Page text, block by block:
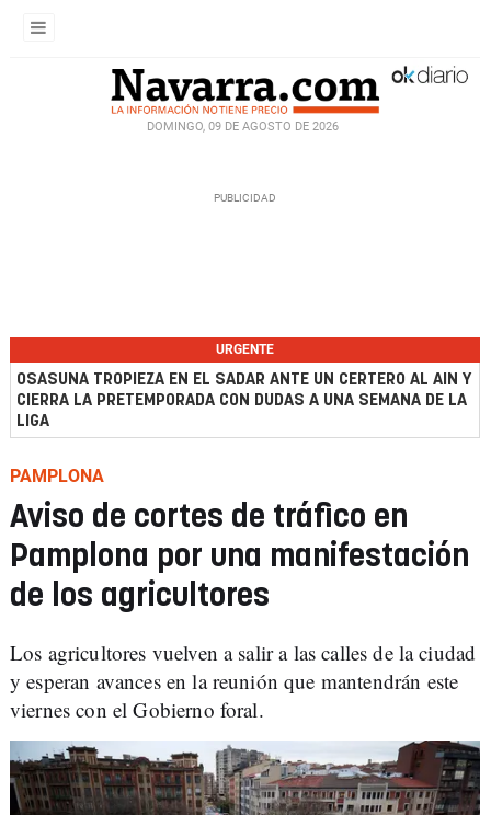
DOMINGO, 09 DE AGOSTO DE 2026
URGENTE
OSASUNA TROPIEZA EN EL SADAR ANTE UN CERTERO AL AIN Y
CIERRA LA PRETEMPORADA CON DUDAS A UNA SEMANA DE LA
LIGA
PAMPLONA
Aviso de cortes de tráfico en
Pamplona por una manifestación
de los agricultores
Los agricultores vuelven a salir a las calles de la ciudad
y esperan avances en la reunión que mantendrán este
viernes con el Gobierno foral.